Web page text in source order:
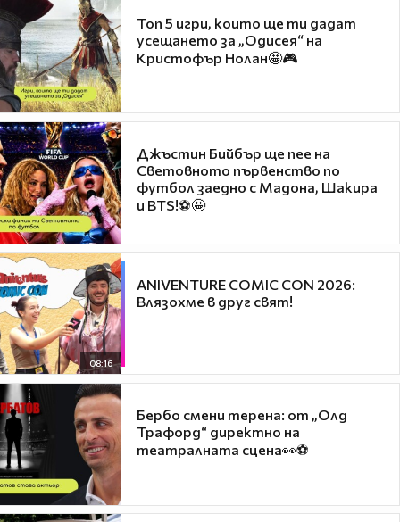
Топ 5 игри, които ще ти дадат
усещането за „Одисея“ на
Кристофър Нолан🤩🎮
Джъстин Бийбър ще пее на
Световното първенство по
футбол заедно с Мадона, Шакира
и BTS!⚽🤩
08:16
ANIVENTURE COMIC CON 2026:
Влязохме в друг свят!
Бербо смени терена: от „Олд
Трафорд“ директно на
театралната сцена👀⚽